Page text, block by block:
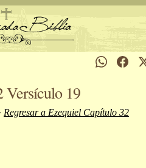
Versículo 19
Regresar a Ezequiel Capítulo 32